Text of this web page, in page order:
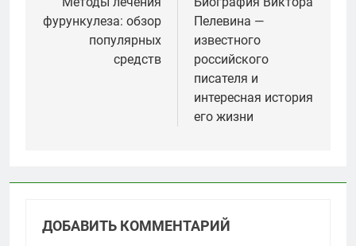
записям
фурункулеза: обзор
популярных
средств
Пелевина —
известного
российского
писателя и
интересная история
его жизни
ДОБАВИТЬ КОММЕНТАРИЙ